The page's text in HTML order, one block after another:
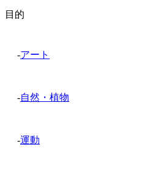
目的
-アート
-自然・植物
-運動